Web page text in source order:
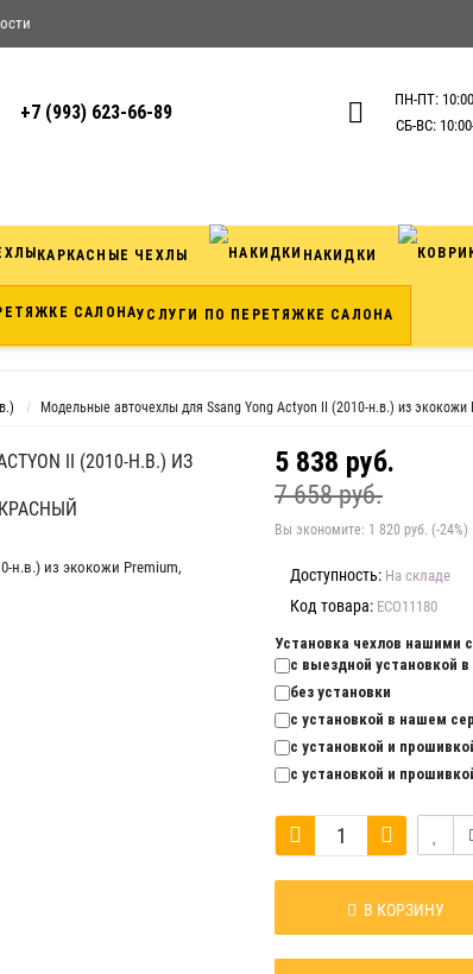
+7 (993) 623-66-89
ПН-ПТ:
СБ-ВС:
КАРКАСНЫЕ ЧЕХЛЫ НАКИДКИ
УСЛУГИ ПО ПЕРЕТЯЖКЕ САЛОНА
Модельные авточехлы для Ssang Yong Actyon II (2010-н.в.) из
II (2010-Н.В.) ИЗ 5 838 руб.
7 658 руб.
Вы экономите: 1 820 руб. (-24%)
Доступность: На складе
Код товара: ECO11180
Установка чехлов нашими
с выездной установкой
без установки
с установкой в нашем
с установкой и
с установкой и
В КОРЗИНУ